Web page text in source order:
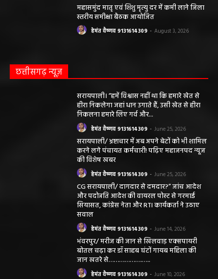
महासमुंद मातृ एवं शिशु मृत्यु दर में कमी लाने जिला
स्तरीय समीक्षा बैठक आयोजित
हेमंत वैष्णव 9131614309 - August 3, 2026
छत्तीसगढ़ न्यूज़
सरायपाली। “हमें विश्वास नहीं था कि हमारे खेत से
हीरा निकलेगा जहां धान उगाते हैं, उसी खेत से हीरा
निकलना हमारे लिए गर्व और...
हेमंत वैष्णव 9131614309 - June 25, 2026
सरायपाली/ भ्रष्टाचार में अब अपने बेटों को भी शामिल
करने लगे पंचायत कर्मचारी! पढ़िए महाजनपद न्यूज
की विशेष खबर
हेमंत वैष्णव 9131614309 - June 25, 2026
CG सरायपाली/ दागदार से दमदार?” जांच आदेश
और पदोन्नति आदेश की वायरल पोस्ट से गरमाई
सियासत, कांग्रेस नेता और RTI कार्यकर्ता ने उठाए
सवाल
हेमंत वैष्णव 9131614309 - June 14, 2026
भंवरपुर/ मरीज की जान से खिलवाड़ एक्सपायरी
बोतल चढ़ा कर डॉ साहब घंटों गायब महिला की
जान खतरे से……………….…..
हेमंत वैष्णव 9131614309 - June 10, 2026